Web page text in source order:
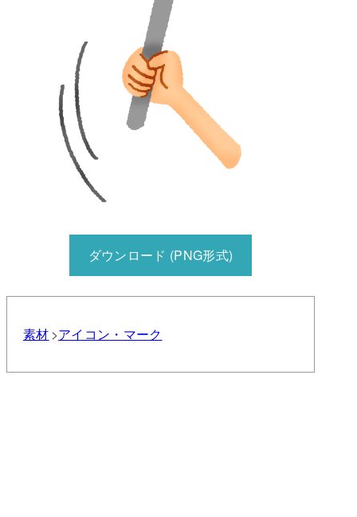
ダウンロード (PNG形式)
素材 アイコン・マーク